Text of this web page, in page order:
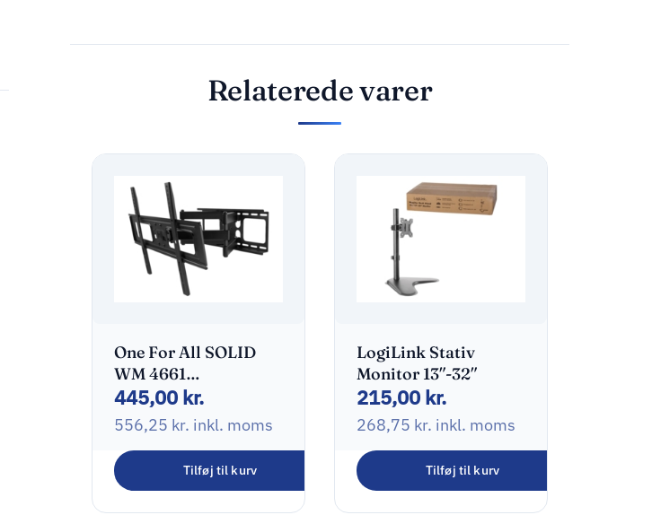
Relaterede varer
One For All SOLID
WM 4661
Monteringssæt Fladt
panel 32″-84″
445,00 kr.
556,25 kr. inkl. moms
Tilføj til kurv
LogiLink Stativ
Monitor 13″-32″
215,00 kr.
268,75 kr. inkl. moms
Tilføj til kurv